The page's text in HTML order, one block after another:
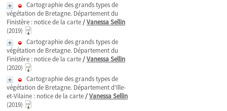
Cartographie des grands types de
végétation de Bretagne. Département du
Finistère : notice de la carte/Vanessa Sellin
(2019)
Cartographie des grands types de
végétation de Bretagne. Département du
Finistère : notice de la carte/Vanessa Sellin
(2020)
Cartographie des grands types de
végétation de Bretagne. Département d’Ille-
et-Vilaine : notice de la carte/Vanessa Sellin
(2019)